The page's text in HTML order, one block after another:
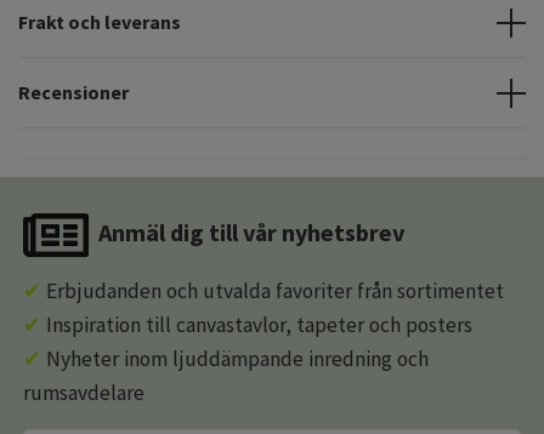
Frakt och leverans
Recensioner
Anmäl dig till vår nyhetsbrev
✔ Erbjudanden och utvalda favoriter från sortimentet
✔ Inspiration till canvastavlor, tapeter och posters
✔ Nyheter inom ljuddämpande inredning och
rumsavdelare